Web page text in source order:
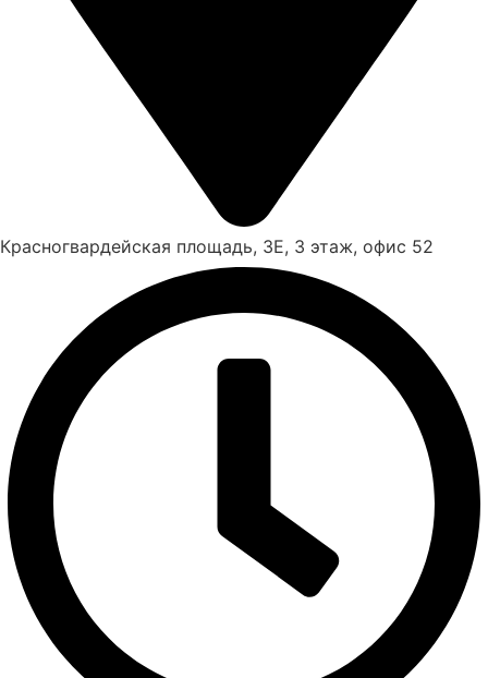
Красногвардейская площадь, 3Е, 3 этаж, офис 52